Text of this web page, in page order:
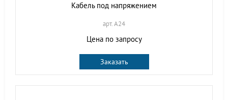
Кабель под напряжением
арт. A24
Цена по запросу
Заказать